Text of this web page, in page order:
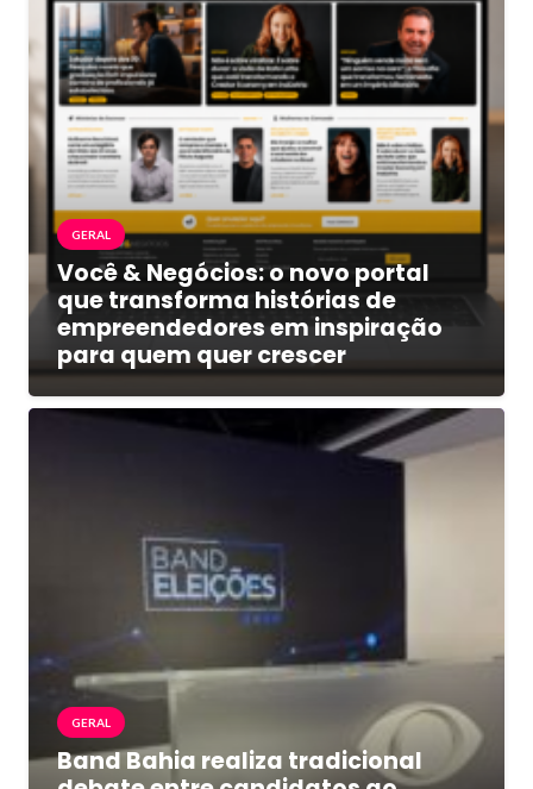
GERAL
Você & Negócios: o novo portal
que transforma histórias de
empreendedores em inspiração
para quem quer crescer
GERAL
Band Bahia realiza tradicional